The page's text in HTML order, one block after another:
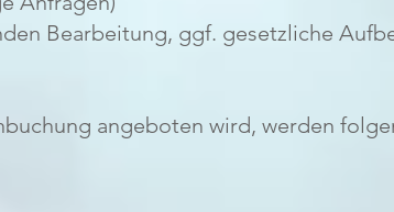
Bearbeitung, ggf. gesetzliche
angeboten wird, werden